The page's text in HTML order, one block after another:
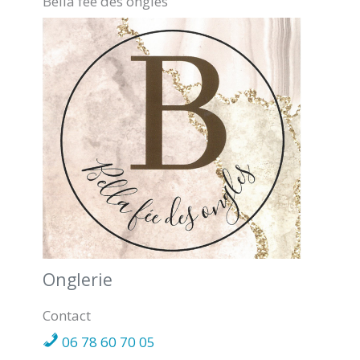
CHEVANCEAUX
Onglerie
Contact
06 78 60 70 05